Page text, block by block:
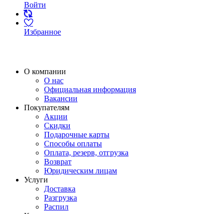
Войти
Избранное
О компании
О нас
Официальная информация
Вакансии
Покупателям
Акции
Скидки
Подарочные карты
Способы оплаты
Оплата, резерв, отгрузка
Возврат
Юридическим лицам
Услуги
Доставка
Разгрузка
Распил